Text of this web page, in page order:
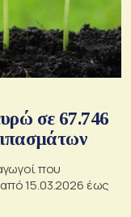
σε 67.746
που
15.03.2026 έως